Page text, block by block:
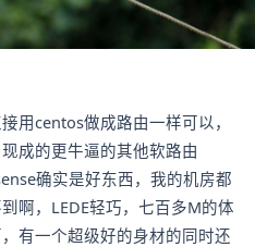
用centos做成路由一样可以，
成的更牛逼的其他软路由
确实是好东西，我的机房都
啊，LEDE轻巧，七百多M的体
有一个超级好的身材的同时还